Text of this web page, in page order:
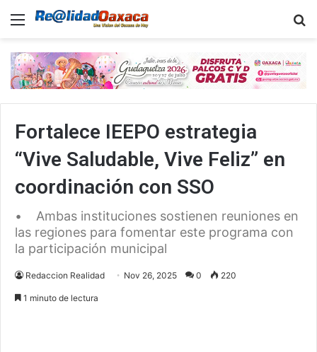
Menu
Fortalece IEEPO estrategia
“Vive Saludable, Vive Feliz” en
coordinación con SSO
• Ambas instituciones sostienen reuniones en
las regiones para fomentar este programa con
la participación municipal
Redaccion Realidad Nov 26, 2025 0 220
1 minuto de lectura